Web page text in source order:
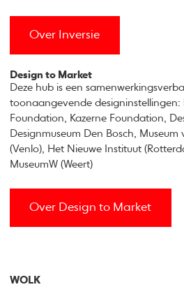
Over Inversie
Design to Market
Deze hub is een
toonaangevende designinstellingen:
Foundation, Kazerne Foundation,
Designmuseum Den Bosch,
(Venlo), Het Nieuwe Instituut
MuseumW (Weert)
Over Design to Market
WOLK